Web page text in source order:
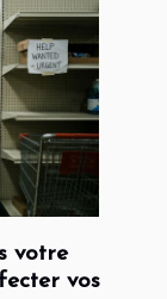
votre
vos